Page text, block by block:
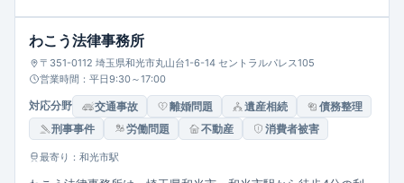
わこう法律事務所
〒351-0112 埼玉県和光市丸山台1-6-14 セントラルパレス105
営業時間：平日9:30～17:00
対応分野 交通事故 離婚問題 遺産相続
債務整理
刑事事件
労働問題 不動産 消費者被害
最寄り：和光市駅